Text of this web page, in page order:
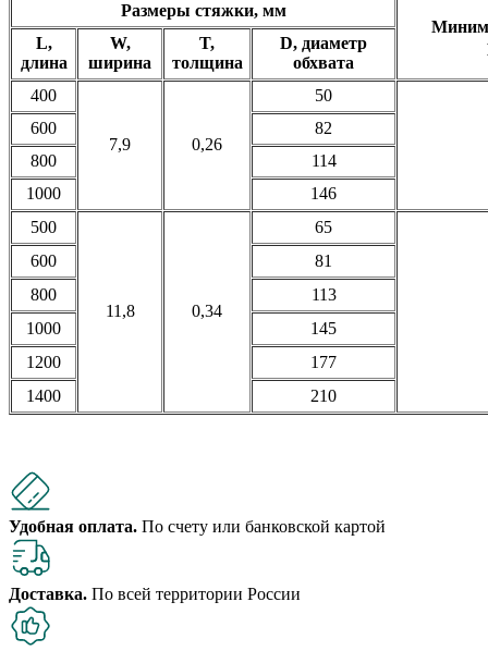
Размеры стяжки, мм
L,
длина
W,
ширина
T,
толщина
D, диаметр
обхвата
400
7,9 0,26
50
600
82
800
114
1000
146
500
11,8 0,34
65
600
81
800
113
1000
145
1200
177
1400
210
Удобная оплата. По счету или банковской картой
Доставка. По всей территории России